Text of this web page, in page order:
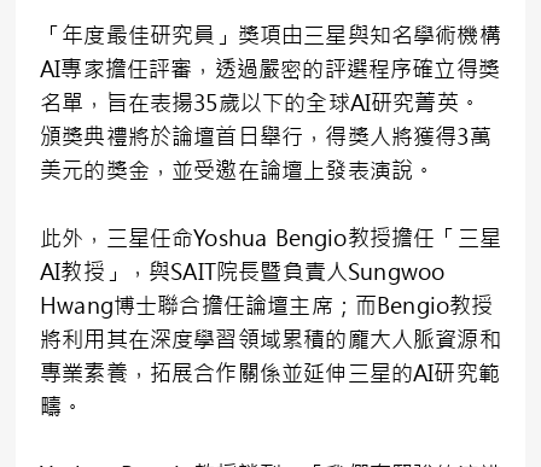
「年度最佳研究員」獎項由三星與知名學術機構
AI專家擔任評審，透過嚴密的評選程序確立得獎
名單，旨在表揚35歲以下的全球AI研究菁英。
頒獎典禮將於論壇首日舉行，得獎人將獲得3萬
美元的獎金，並受邀在論壇上發表演說。
此外，三星任命Yoshua Bengio教授擔任「三星
AI教授」，與SAIT院長暨負責人Sungwoo
Hwang博士聯合擔任論壇主席；而Bengio教授
將利用其在深度學習領域累積的龐大人脈資源和
專業素養，拓展合作關係並延伸三星的AI研究範
疇。